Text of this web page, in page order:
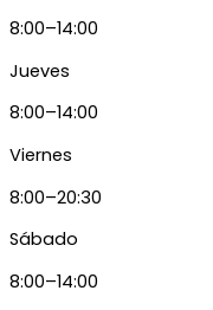
8:00–14:00
Jueves
8:00–14:00
Viernes
8:00–20:30
Sábado
8:00–14:00